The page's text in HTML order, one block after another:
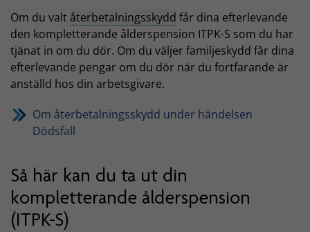
Om du valtåterbetalningsskydd får dina efterlevande
den kompletterande ålderspension ITPK-S som du har
tjänat in om du dör. Om du väljer familjeskydd får dina
efterlevande pengar om du dör när du fortfarande är
anställd hos din arbetsgivare.
Om återbetalningsskydd under händelsen
Dödsfall
Så här kan du ta ut din
kompletterande ålderspension
(ITPK-S)